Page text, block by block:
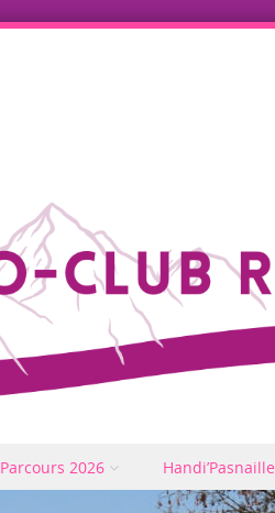
Parcours 2026 Handi’Pasnaille